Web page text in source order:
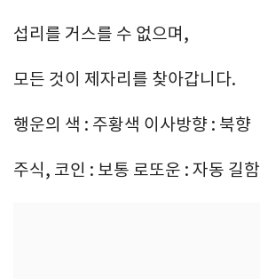
섭리를 거스를 수 없으며,
모든 것이 제자리를 찾아갑니다.
행운의 색 : 주황색 이사방향 : 북향
주식, 코인 : 보통 로또운 : 자동 길함